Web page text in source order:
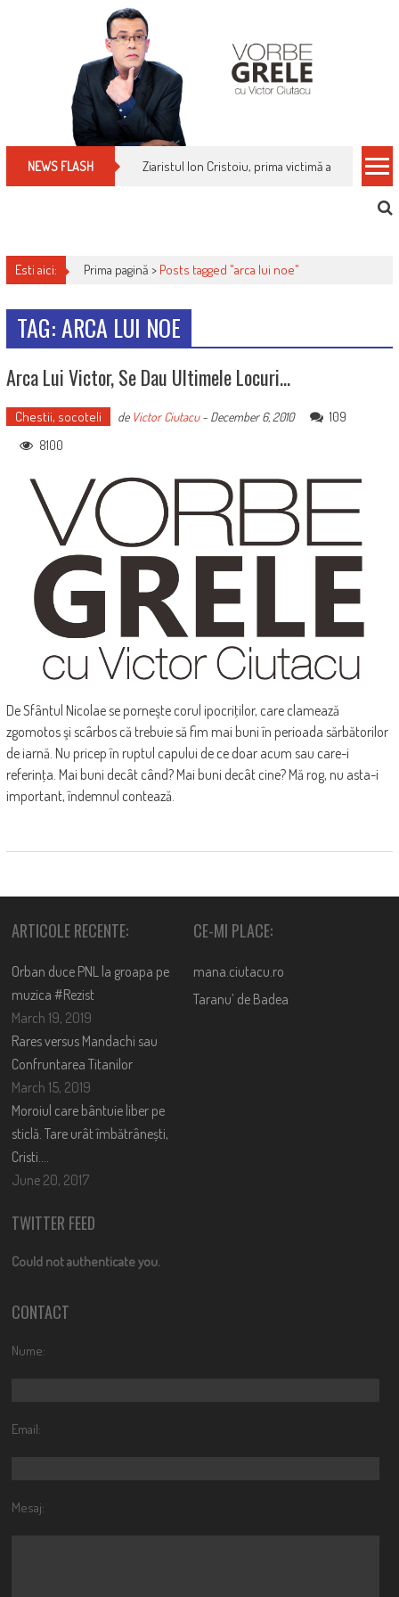
NEWS FLASH Ziaristul Ion Cristoiu, prima victimă a noi
Esti aici: Prima pagină > Posts tagged "arca lui noe"
TAG: ARCA LUI NOE
Arca Lui Victor, Se Dau Ultimele Locuri…
Chestii, socoteli de Victor Ciutacu- December 6, 2010
109
8100
De Sfântul Nicolae se porneşte corul ipocriţilor, care clamează
zgomotos şi scârbos că trebuie să fim mai buni în perioada sărbătorilor
de iarnă. Nu pricep în ruptul capului de ce doar acum sau care-i
referinţa. Mai buni decât când? Mai buni decât cine? Mă rog, nu asta-i
important, îndemnul contează.
ARTICOLE RECENTE:
Orban duce PNL la groapa pe
muzica #Rezist
March 19, 2019
Rares versus Mandachi sau
Confruntarea Titanilor
March 15, 2019
Moroiul care bântuie liber pe
sticlă. Tare urât îmbătrânești,
Cristi….
June 20, 2017
CE-MI PLACE:
mana.ciutacu.ro
Taranu’ de Badea
TWITTER FEED
Could not authenticate you.
CONTACT
Nume:
Email:
Mesaj: